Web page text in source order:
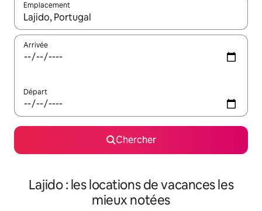
Emplacement
Quand les résultats sont affichés, parcourez-les en utilisant
Arrivée
Départ
Chercher
Lajido : les locations de vacances les
mieux notées